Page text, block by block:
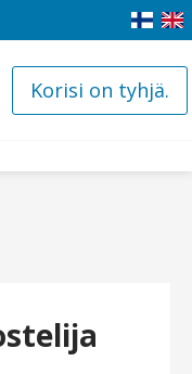
Korisi on tyhjä.